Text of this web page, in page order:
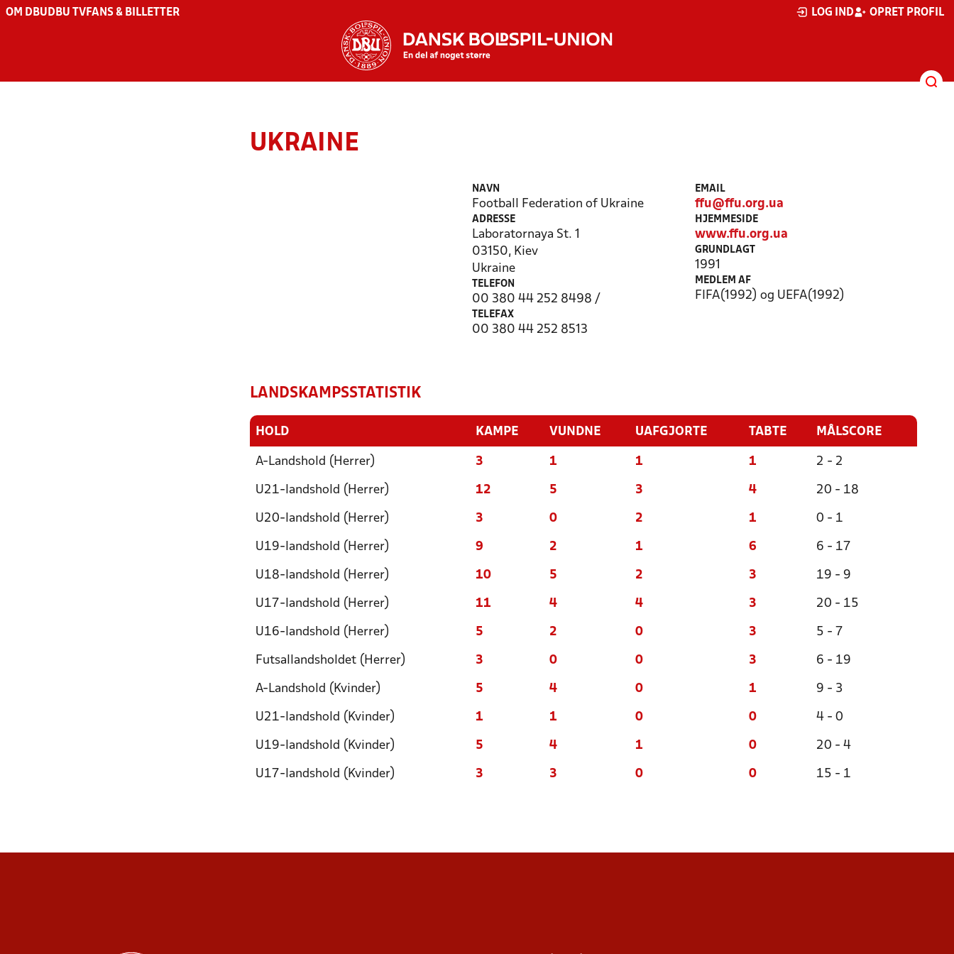
OM DBU DBU TV FANS & BILLETTER LOG IND OPRET PROFIL
UKRAINE
NAVN
Football Federation of Ukraine
ADRESSE
Laboratornaya St. 1
03150, Kiev
Ukraine
TELEFON
00 380 44 252 8498 /
TELEFAX
00 380 44 252 8513
EMAIL
ffu@ffu.org.ua
HJEMMESIDE
www.ffu.org.ua
GRUNDLAGT
1991
MEDLEM AF
FIFA(1992) og UEFA(1992)
LANDSKAMPSSTATISTIK
HOLD KAMPE VUNDNE UAFGJORTE TABTE MÅLSCORE
A-Landshold (Herrer) 3 1 1 1 2 - 2
U21-landshold (Herrer) 12 5 3 4 20 - 18
U20-landshold (Herrer) 3 0 2 1 0 - 1
U19-landshold (Herrer) 9 2 1 6 6 - 17
U18-landshold (Herrer) 10 5 2 3 19 - 9
U17-landshold (Herrer) 11 4 4 3 20 - 15
U16-landshold (Herrer) 5 2 0 3 5 - 7
Futsallandsholdet (Herrer) 3 0 0 3 6 - 19
A-Landshold (Kvinder) 5 4 0 1 9 - 3
U21-landshold (Kvinder) 1 1 0 0 4 - 0
U19-landshold (Kvinder) 5 4 1 0 20 - 4
U17-landshold (Kvinder) 3 3 0 0 15 - 1